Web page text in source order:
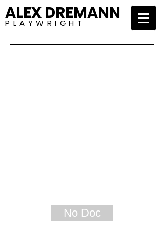
ALEX DREMANN
P L A Y W R I G H T
No Doc